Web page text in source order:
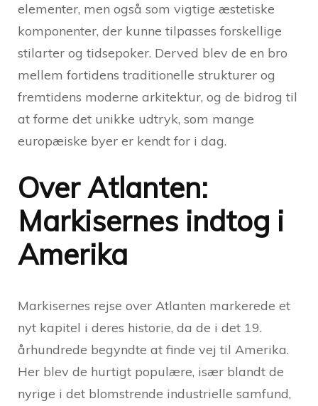
elementer, men også som vigtige æstetiske
komponenter, der kunne tilpasses forskellige
stilarter og tidsepoker. Derved blev de en bro
mellem fortidens traditionelle strukturer og
fremtidens moderne arkitektur, og de bidrog til
at forme det unikke udtryk, som mange
europæiske byer er kendt for i dag.
Over Atlanten:
Markisernes indtog i
Amerika
Markisernes rejse over Atlanten markerede et
nyt kapitel i deres historie, da de i det 19.
århundrede begyndte at finde vej til Amerika.
Her blev de hurtigt populære, især blandt de
nyrige i det blomstrende industrielle samfund,